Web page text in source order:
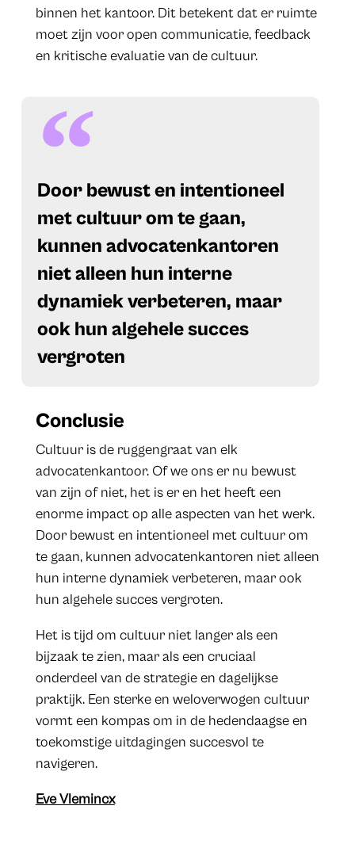
binnen het kantoor. Dit betekent dat er ruimte
moet zijn voor open communicatie, feedback
en kritische evaluatie van de cultuur.
Door bewust en intentioneel
met cultuur om te gaan,
kunnen advocatenkantoren
niet alleen hun interne
dynamiek verbeteren, maar
ook hun algehele succes
vergroten
Conclusie
Cultuur is de ruggengraat van elk
advocatenkantoor. Of we ons er nu bewust
van zijn of niet, het is er en het heeft een
enorme impact op alle aspecten van het werk.
Door bewust en intentioneel met cultuur om
te gaan, kunnen advocatenkantoren niet alleen
hun interne dynamiek verbeteren, maar ook
hun algehele succes vergroten.
Het is tijd om cultuur niet langer als een
bijzaak te zien, maar als een cruciaal
onderdeel van de strategie en dagelijkse
praktijk. Een sterke en weloverwogen cultuur
vormt een kompas om in de hedendaagse en
toekomstige uitdagingen succesvol te
navigeren.
Eve Vlemincx